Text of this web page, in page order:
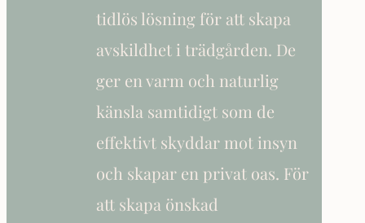
tidlös lösning för att skapa
avskildhet i trädgården. De
ger en varm och naturlig
känsla samtidigt som de
effektivt skyddar mot insyn
och skapar en privat oas. För
att skapa önskad